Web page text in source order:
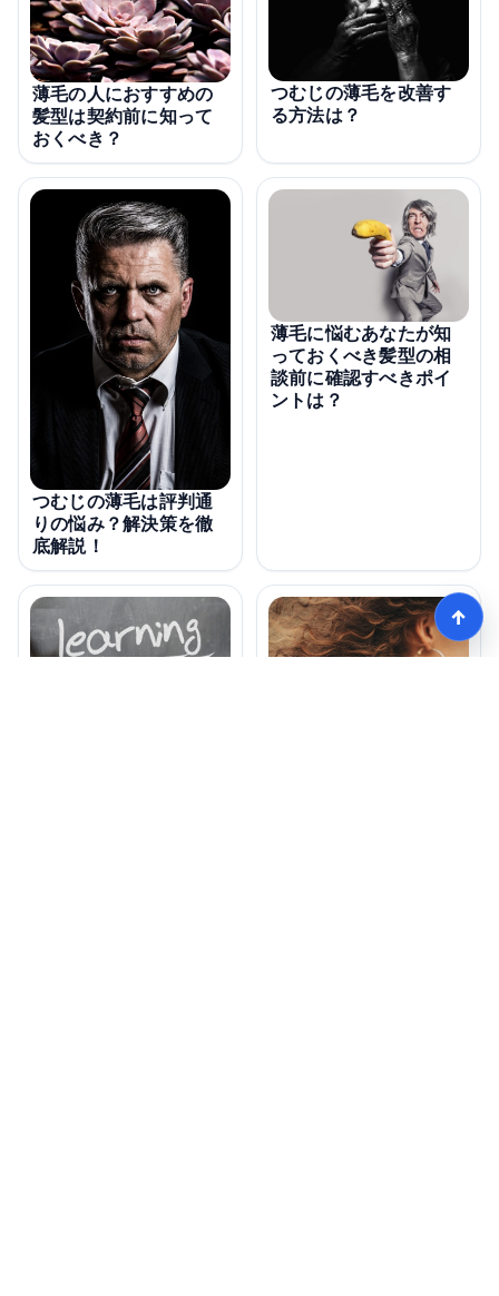
薄毛の人におすすめの
髪型は契約前に知って
おくべき？
つむじの薄毛を改善す
る方法は？
つむじの薄毛は評判通
りの悩み？解決策を徹
底解説！
薄毛に悩むあなたが知
っておくべき髪型の相
談前に確認すべきポイ
ントは？
↑